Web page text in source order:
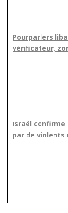
Pourparlers
vérificateur,
Israël
par de violents